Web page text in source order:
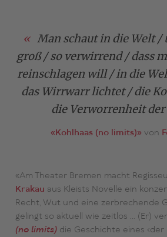
Man schaut in die Welt /
groß / so verwirrend / dass
reinschlagen will / in die
das Wirrwarr lichtet / die
die Verworrenheit
«Kohlhaas (no limits)» von
«Am Theater Bremen macht
Krakau aus Kleists Novelle ein
Recht, Wut und eine zerbrechende
gelingt so aktuell wie zeitlos … (Er)
(no limits)die Geschichte eines